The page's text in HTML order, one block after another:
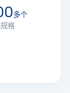
多个
格